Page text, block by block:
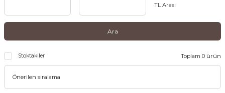
TL Arası
Ara
Stoktakiler Toplam 0 ürün